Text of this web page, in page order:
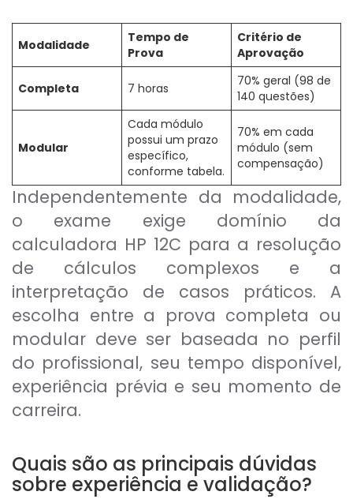
Modalidade
Tempo de
Prova
Critério de
Aprovação
Completa 7 horas
70% geral (98 de
140 questões)
Modular
Cada módulo
possui um prazo
específico,
conforme tabela.
70% em cada
módulo (sem
compensação)
Independentemente da modalidade,
o exame exige domínio da
calculadora HP 12C para a resolução
de cálculos complexos e a
interpretação de casos práticos. A
escolha entre a prova completa ou
modular deve ser baseada no perfil
do profissional, seu tempo disponível,
experiência prévia e seu momento de
carreira.
Quais são as principais dúvidas
sobre experiência e validação?